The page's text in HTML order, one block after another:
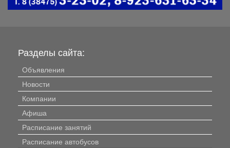
Разделы сайта:
Объявления
Новости
Компании
Афиша
Расписание занятий
Расписание автобусов